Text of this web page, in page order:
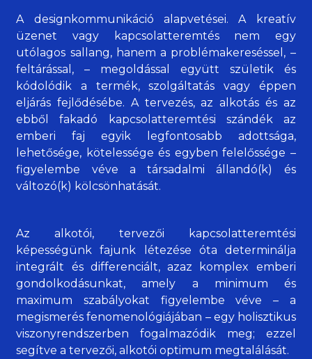
A designkommunikáció alapvetései. A kreatív
üzenet vagy kapcsolatteremtés nem egy
utólagos sallang, hanem a problémakereséssel, –
feltárással, – megoldással együtt születik és
kódolódik a termék, szolgáltatás vagy éppen
eljárás fejlődésébe. A tervezés, az alkotás és az
ebből fakadó kapcsolatteremtési szándék az
emberi faj egyik legfontosabb adottsága,
lehetősége, kötelessége és egyben felelőssége –
figyelembe véve a társadalmi állandó(k) és
változó(k) kölcsönhatását.
Az alkotói, tervezői kapcsolatteremtési
képességünk fajunk létezése óta determinálja
integrált és differenciált, azaz komplex emberi
gondolkodásunkat, amely a minimum és
maximum szabályokat figyelembe véve – a
megismerés fenomenológiájában – egy holisztikus
viszonyrendszerben fogalmazódik meg; ezzel
segítve a tervezői, alkotói optimum megtalálását.